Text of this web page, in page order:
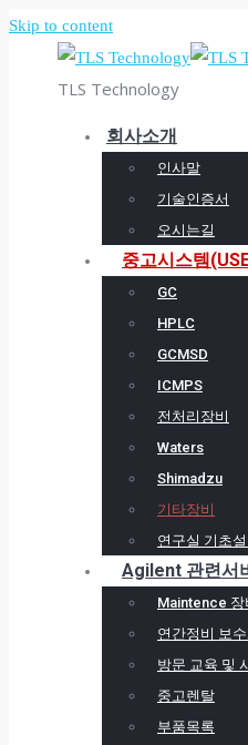
Skip to content
TLS Technology
회사소개
인사말
기술인증서
오시는길
중고시스템
GC
HPLC
GCMSD
ICMPS
전처리장비
Waters
Shimadzu
기타장비
연구실 기초
Agilent 관련서
Maintence 장
연간정비 보
방문 교육 및
중고렌탈
부품목록